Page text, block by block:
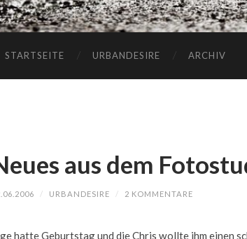
STARTSEITE URBANDESIRE ARCHIV
aus dem
/ URBANDESIRE / 2 KOMMENTARE
hatte Geburtstag und die Chris wollte ihm einen